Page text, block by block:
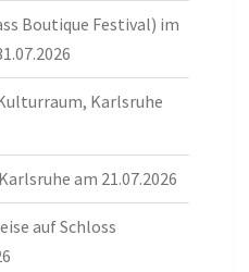
Boutique Festival) im
Karlsruhe
am 21.07.2026
auf Schloss